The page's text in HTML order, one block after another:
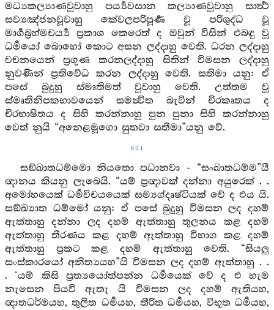
මධ්‍යකල්‍යාණවූවාහු පර්‍ය්‍යවසාන කල්‍යාණවූවාහු සාර්‍ත්‍ථ
සව්‍යඤ්ජනවූවාහු කේවලපරිපූර්‍ණ වූ පරිශුද්ධ වූ
මාර්‍ගබ්‍රහ්මචර්‍ය්‍ය ප්‍රකාශ කෙරෙත් ද ඔවුන් විසින් එබඳු වූ
ධර්‍මයෝ බොහෝ කොට අසන ලද්දාහු වෙති. ධරන ලද්දාහු
වචනයෙන් ප්‍රගුණ කරනලද්දාහු සිතින් විමසන ලද්දාහු
නුවණින් ප්‍රතිවේධ කරන ලද්දාහු වෙති. සතිමා යනු: ඒ
පසේ බුදුහු ස්මෘතිමත් වූවාහු වෙති. උත්තම වූ
ස්මෘතිනිපකභාවයෙන් සමන්‍විත බැවින් චිරකෘතය ද
චිරභාෂිතය ද සිහි කරන්නාහු පුන පුනා සිහි කරන්නාහු
වෙත් නුයි “අනෙළමූගො සුතවා සතීමා”යනු වේ.
621
සඞ්ඛාතධම්මො නියතො පධානවා - “සංඛාතධම්ම”යී
ඥානය කියනු ලැබෙයි. “යම් ප්‍රඥාවක් දන්නා අයුරෙක් . .
අමෝහයෙක් ධර්‍මවිචයයෙක් සම්‍යග්දෘෂ්ටියක් වේ ද එය යි.
සඞ්ඛ්‍යාත ධම්මෝ යනු: ඒ පසේ බුදුහු විමසන ලද දහම්
ඇත්තාහු දන්නා ලද දහම් ඇත්තාහු තුලනය කළ දහම්
ඇත්තාහු තීරණය කළ දහම් ඇත්තාහු විභාග කළ දහම්
ඇත්තාහු ප්‍රකට කළ දහම් ඇත්තාහු වෙති. “සියලු
සංස්කාරයෝ අනිත්‍යයහ”යි විමසන ලද දහම් ඇත්තාහු . .
. ‘යම් කිසි ප්‍රත්‍යයෝත්පන්න ධර්‍මයෙක් වේ ද එ හැම
නැසෙන පියවි ඇතැ යි විමසන ලද දහම් ඇතියහ,
ඥාතධර්මයහ, තුලිත ධර්‍මයහ, තීරිත ධර්‍මයහ, විභූත ධර්‍මයහ,